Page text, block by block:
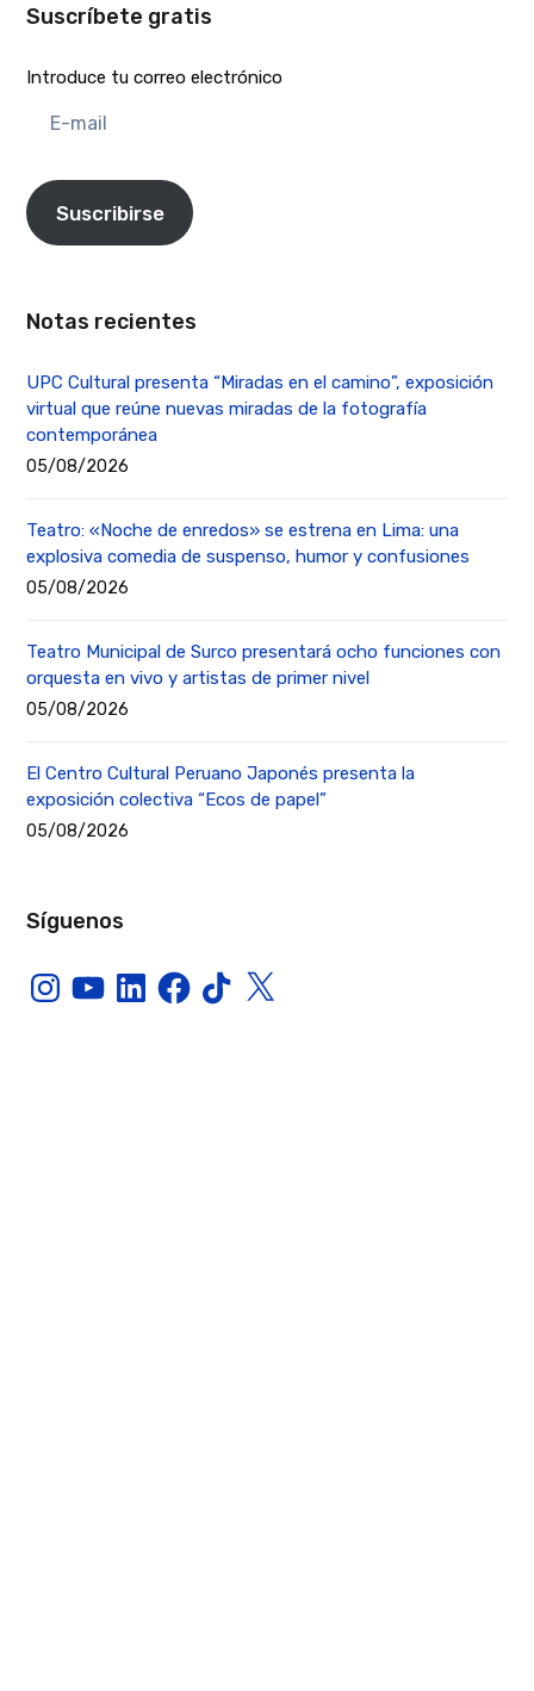
Suscríbete gratis
Introduce tu correo electrónico
mail
Suscribirse
Notas recientes
UPC Cultural presenta “Miradas en el camino”, exposición
virtual que reúne nuevas miradas de la fotografía
contemporánea
05/08/2026
Teatro: «Noche de enredos» se estrena en Lima: una
explosiva comedia de suspenso, humor y confusiones
05/08/2026
Teatro Municipal de Surco presentará ocho funciones con
orquesta en vivo y artistas de primer nivel
05/08/2026
El Centro Cultural Peruano Japonés presenta la
exposición colectiva “Ecos de papel”
05/08/2026
Síguenos
InstagramYouTubeLinkedInFacebook
TikTokX